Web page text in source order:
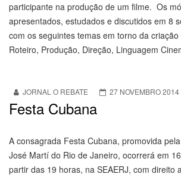
participante na produção de um filme. Os
apresentados, estudados e discutidos em 8
com os seguintes temas em torno da
Roteiro, Produção, Direção, Linguagem
JORNAL O REBATE 27 NOVEMBRO 2014
Festa Cubana
A consagrada Festa Cubana, promovida
José Martí do Rio de Janeiro, ocorrerá em
partir das 19 horas, na SEAERJ, com direito